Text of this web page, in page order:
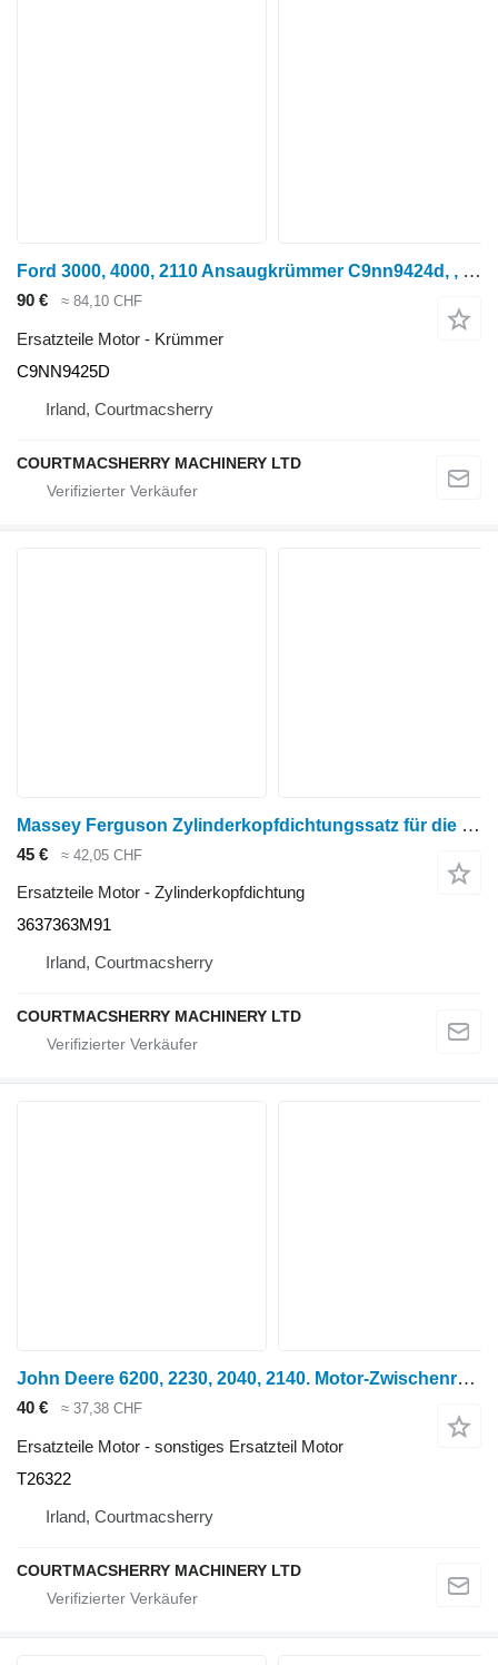
Ford 3000, 4000, 2110 Ansaugkrümmer C9nn9424d, , 81 C9NN9425D für Radtraktor
90 € ≈ 84,10 CHF
Ersatzteile Motor - Krümmer
C9NN9425D
Irland, Courtmacsherry
COURTMACSHERRY MACHINERY LTD
Massey Ferguson Zylinderkopfdichtungssatz für die Serien 3000, 3050, 3060, 365 und 375 3637363M91 für Massey Ferguson 3000 Series Radtraktor
45 € ≈ 42,05 CHF
Ersatzteile Motor - Zylinderkopfdichtung
3637363M91
Irland, Courtmacsherry
COURTMACSHERRY MACHINERY LTD
John Deere 6200, 2230, 2040, 2140. Motor-Zwischenrad At24252, T26322 für 6200 Radtraktor
40 € ≈ 37,38 CHF
Ersatzteile Motor - sonstiges Ersatzteil Motor
T26322
Irland, Courtmacsherry
COURTMACSHERRY MACHINERY LTD